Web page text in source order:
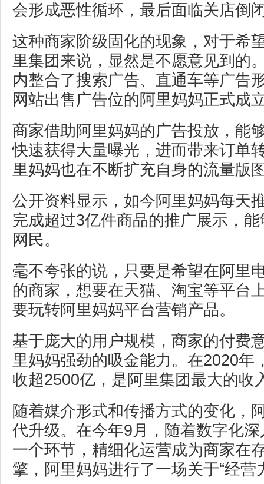
会形成恶性循环，最后面临关店倒
这种商家阶级固化的现象，对于希
里集团来说，显然是不愿意见到的
内整合了搜索广告、直通车等广告
网站出售广告位的阿里妈妈正式成
商家借助阿里妈妈的广告投放，能
快速获得大量曝光，进而带来订单
里妈妈也在不断扩充自身的流量版
公开资料显示，如今阿里妈妈每天
完成超过3亿件商品的推广展示，
网民。
毫不夸张的说，只要是希望在阿里
的商家，想要在天猫、淘宝等平台
要玩转阿里妈妈平台营销产品。
基于庞大的用户规模，商家的付费
里妈妈强劲的吸金能力。在2020年
收超2500亿，是阿里集团最大的收
随着媒介形式和传播方式的变化，
代升级。在今年9月，随着数字化
一个环节，精细化运营成为商家在
擎，阿里妈妈进行了一场关于“经营